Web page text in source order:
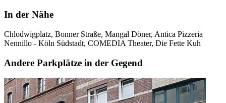
In der Nähe
Chlodwigplatz, Bonner Straße, Mangal Döner, Antica Pizzeria
Nennillo - Köln Südstadt, COMEDIA Theater, Die Fette Kuh
Andere Parkplätze in der Gegend